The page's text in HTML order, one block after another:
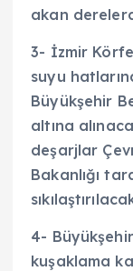
akan
3- İzmir
suyu
Büyükşehir
altına
deşarjlar
Bakanlığı
4-
kuşaklama